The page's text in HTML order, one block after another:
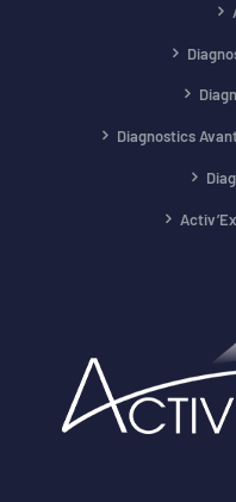
Diagnostics